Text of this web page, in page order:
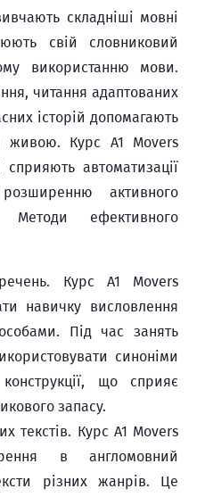
складніші мовні
свій словниковий
використанню мови.
читання адаптованих
історій допомагають
живою. Курс A1 Movers
автоматизації
активного
Методи ефективного
Курс A1 Movers
навичку висловлення
Під час занять
синоніми
що сприяє
запасу.
текстів. Курс A1 Movers
в англомовний
різних жанрів. Це